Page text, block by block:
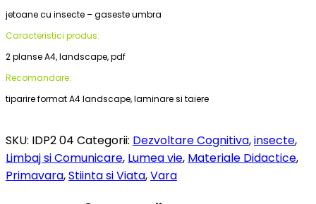
jetoane cu insecte – gaseste umbra
Caracteristici produs:
2 planse A4, landscape, pdf
Recomandare:
tiparire format A4 landscape, laminare si taiere
SKU: IDP2 04 Categorii: Dezvoltare Cognitiva,insecte,
Limbaj si Comunicare, Lumea vie, Materiale Didactice,
Primavara,Stiinta si Viata,Vara